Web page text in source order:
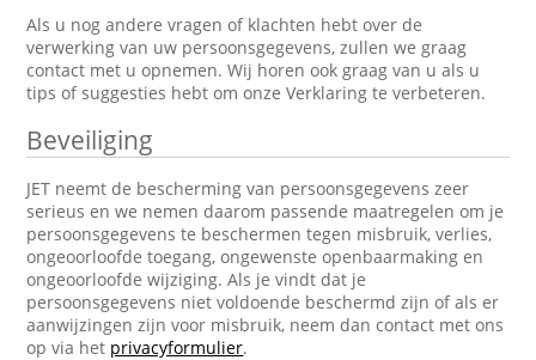
Als u nog andere vragen of klachten hebt over de
verwerking van uw persoonsgegevens, zullen we graag
contact met u opnemen. Wij horen ook graag van u als u
tips of suggesties hebt om onze Verklaring te verbeteren.
Beveiliging
JET neemt de bescherming van persoonsgegevens zeer
serieus en we nemen daarom passende maatregelen om je
persoonsgegevens te beschermen tegen misbruik, verlies,
ongeoorloofde toegang, ongewenste openbaarmaking en
ongeoorloofde wijziging. Als je vindt dat je
persoonsgegevens niet voldoende beschermd zijn of als er
aanwijzingen zijn voor misbruik, neem dan contact met ons
op via het privacyformulier.